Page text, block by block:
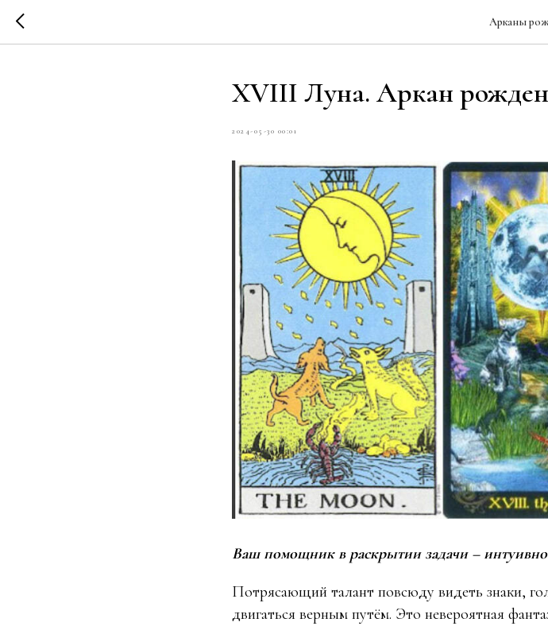
Арканы
XVIII Луна. Аркан
2024-05-30 00:01
Ваш помощник в раскрытии задачи –
Потрясающий талант повсюду видеть знаки,
двигаться верным путём. Это невероятная